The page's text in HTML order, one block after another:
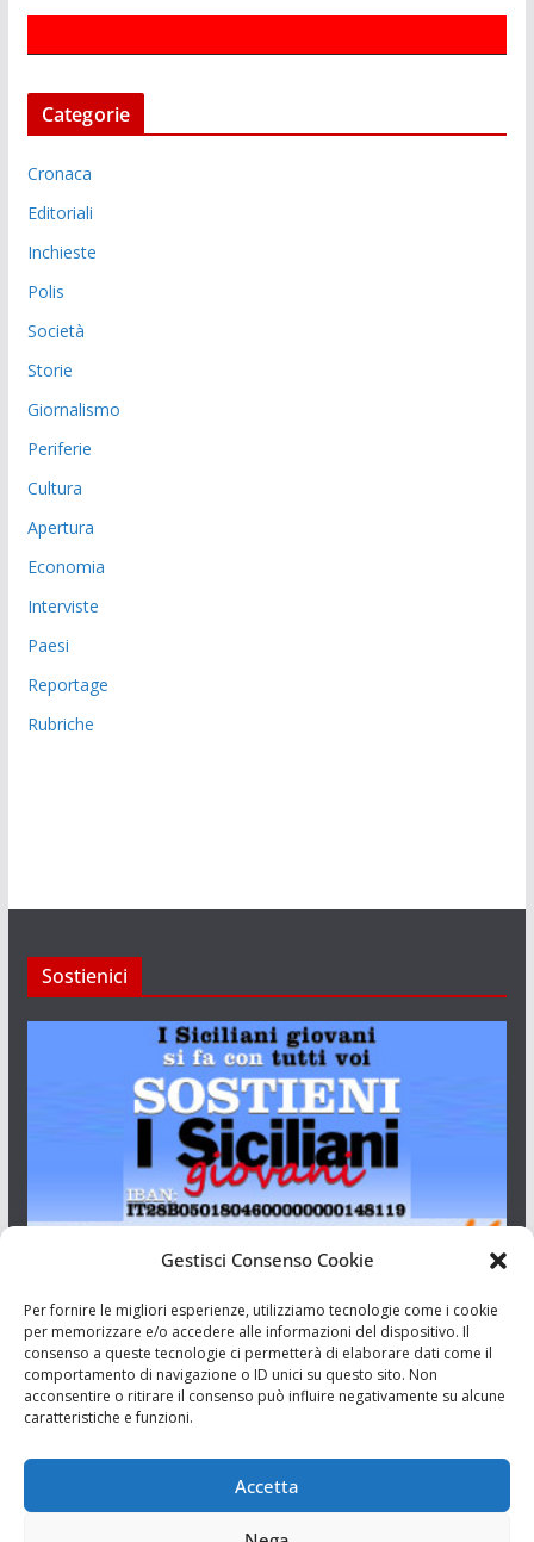
Gestisci Consenso Cookie
Per fornire le migliori esperienze, utilizziamo tecnologie come i cookie
per memorizzare e/o accedere alle informazioni del dispositivo. Il
consenso a queste tecnologie ci permetterà di elaborare dati come il
comportamento di navigazione o ID unici su questo sito. Non
acconsentire o ritirare il consenso può influire negativamente su alcune
caratteristiche e funzioni.
Accetta
Categorie
Cronaca
Editoriali
Inchieste
Polis
Società
Storie
Giornalismo
Periferie
Cultura
Apertura
Economia
Interviste
Paesi
Reportage
Rubriche
Sostienici
Aut. del tribunale di Catania n.23/2011 del 20/09/2011 Dir.
Resp. Riccardo Orioles.
Associazione Culturale I Siciliani Giovani
via Randazzo 27 Catania